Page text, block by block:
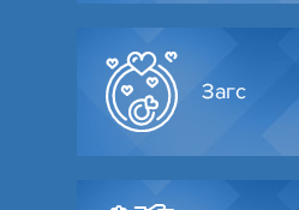
Загс